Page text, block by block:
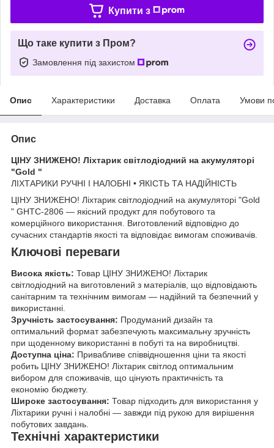
Купити з
Що таке купити з Пром?
Замовлення під захистом
Опис Характеристики Доставка Оплата Умови
Опис
ЦІНУ ЗНИЖЕНО! Ліхтарик світлодіодний на акумуляторі
"Gold "
ЛІХТАРИКИ РУЧНІ І НАЛОБНІ • ЯКІСТЬ ТА НАДІЙНІСТЬ
ЦІНУ ЗНИЖЕНО! Ліхтарик світлодіодний на акумуляторі "Gold
" GHTC-2806 — якісний продукт для побутового та
комерційного використання. Виготовлений відповідно до
сучасних стандартів якості та відповідає вимогам споживачів.
Ключові переваги
Висока якість: Товар ЦІНУ ЗНИЖЕНО! Ліхтарик
світлодіодний на виготовлений з матеріалів, що відповідають
санітарним та технічним вимогам — надійний та безпечний у
використанні.
Зручність застосування: Продуманий дизайн та
оптимальний формат забезпечують максимальну зручність
при щоденному використанні в побуті та на виробництві.
Доступна ціна: Привабливе співвідношення ціни та якості
робить ЦІНУ ЗНИЖЕНО! Ліхтарик світлод оптимальним
вибором для споживачів, що цінують практичність та
економію бюджету.
Широке застосування: Товар підходить для використання у
Ліхтарики ручні і налобні — завжди під рукою для вирішення
побутових завдань.
Технічні характеристики